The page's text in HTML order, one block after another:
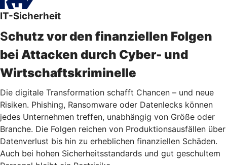
IT-Sicherheit
Schutz vor den finanziellen Folgen
bei Attacken durch Cyber- und
Wirtschaftskriminelle
Die digitale Transformation schafft Chancen – und neue
Risiken. Phishing, Ransomware oder Datenlecks können
jedes Unternehmen treffen, unabhängig von Größe oder
Branche. Die Folgen reichen von Produktionsausfällen über
Datenverlust bis hin zu erheblichen finanziellen Schäden.
Auch bei hohen Sicherheitsstandards und gut geschultem